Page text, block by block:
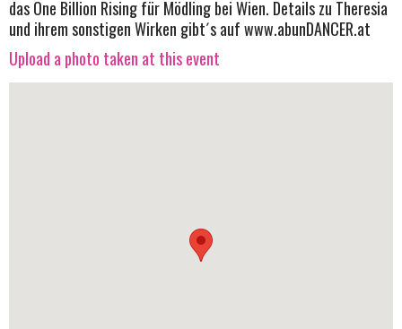
das One Billion Rising für Mödling bei Wien. Details zu Theresia
und ihrem sonstigen Wirken gibt´s auf www.abunDANCER.at
Upload a photo taken at this event